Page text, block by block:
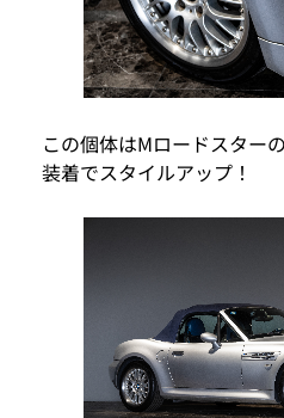
この個体はMロードスター
装着でスタイルアップ！